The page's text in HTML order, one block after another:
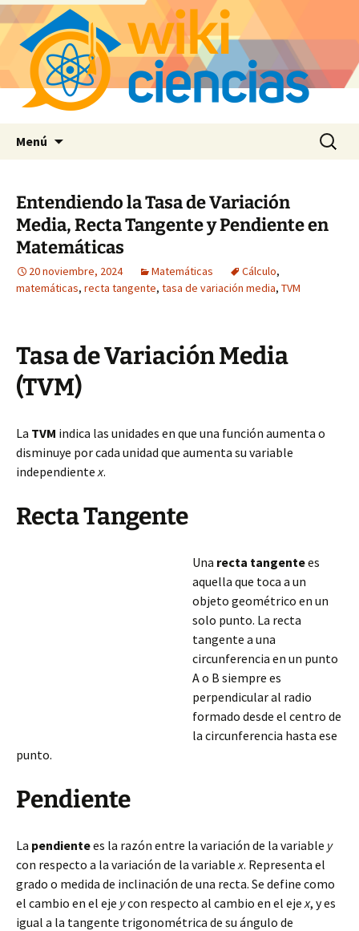
Menú Buscar:
Entendiendo la Tasa de Variación
Media, Recta Tangente y Pendiente en
Matemáticas
20 noviembre, 2024 Matemáticas Cálculo,
matemáticas, recta tangente, tasa de variación media, TVM
Tasa de Variación Media
(TVM)
La TVM indica las unidades en que una función aumenta o
disminuye por cada unidad que aumenta su variable
independientex.
Recta Tangente
Una recta tangentees
aquella que toca a un
objeto geométrico en un
solo punto. La recta
tangente a una
circunferencia en un punto
A o B siempre es
perpendicular al radio
formado desde el centro de
la circunferencia hasta ese
punto.
Pendiente
La pendientees la razón entre la variación de la variable y
con respecto a la variación de la variablex. Representa el
grado o medida de inclinación de una recta. Se define como
el cambio en el eje ycon respecto al cambio en el ejex, y es
igual a la tangente trigonométrica de su ángulo de